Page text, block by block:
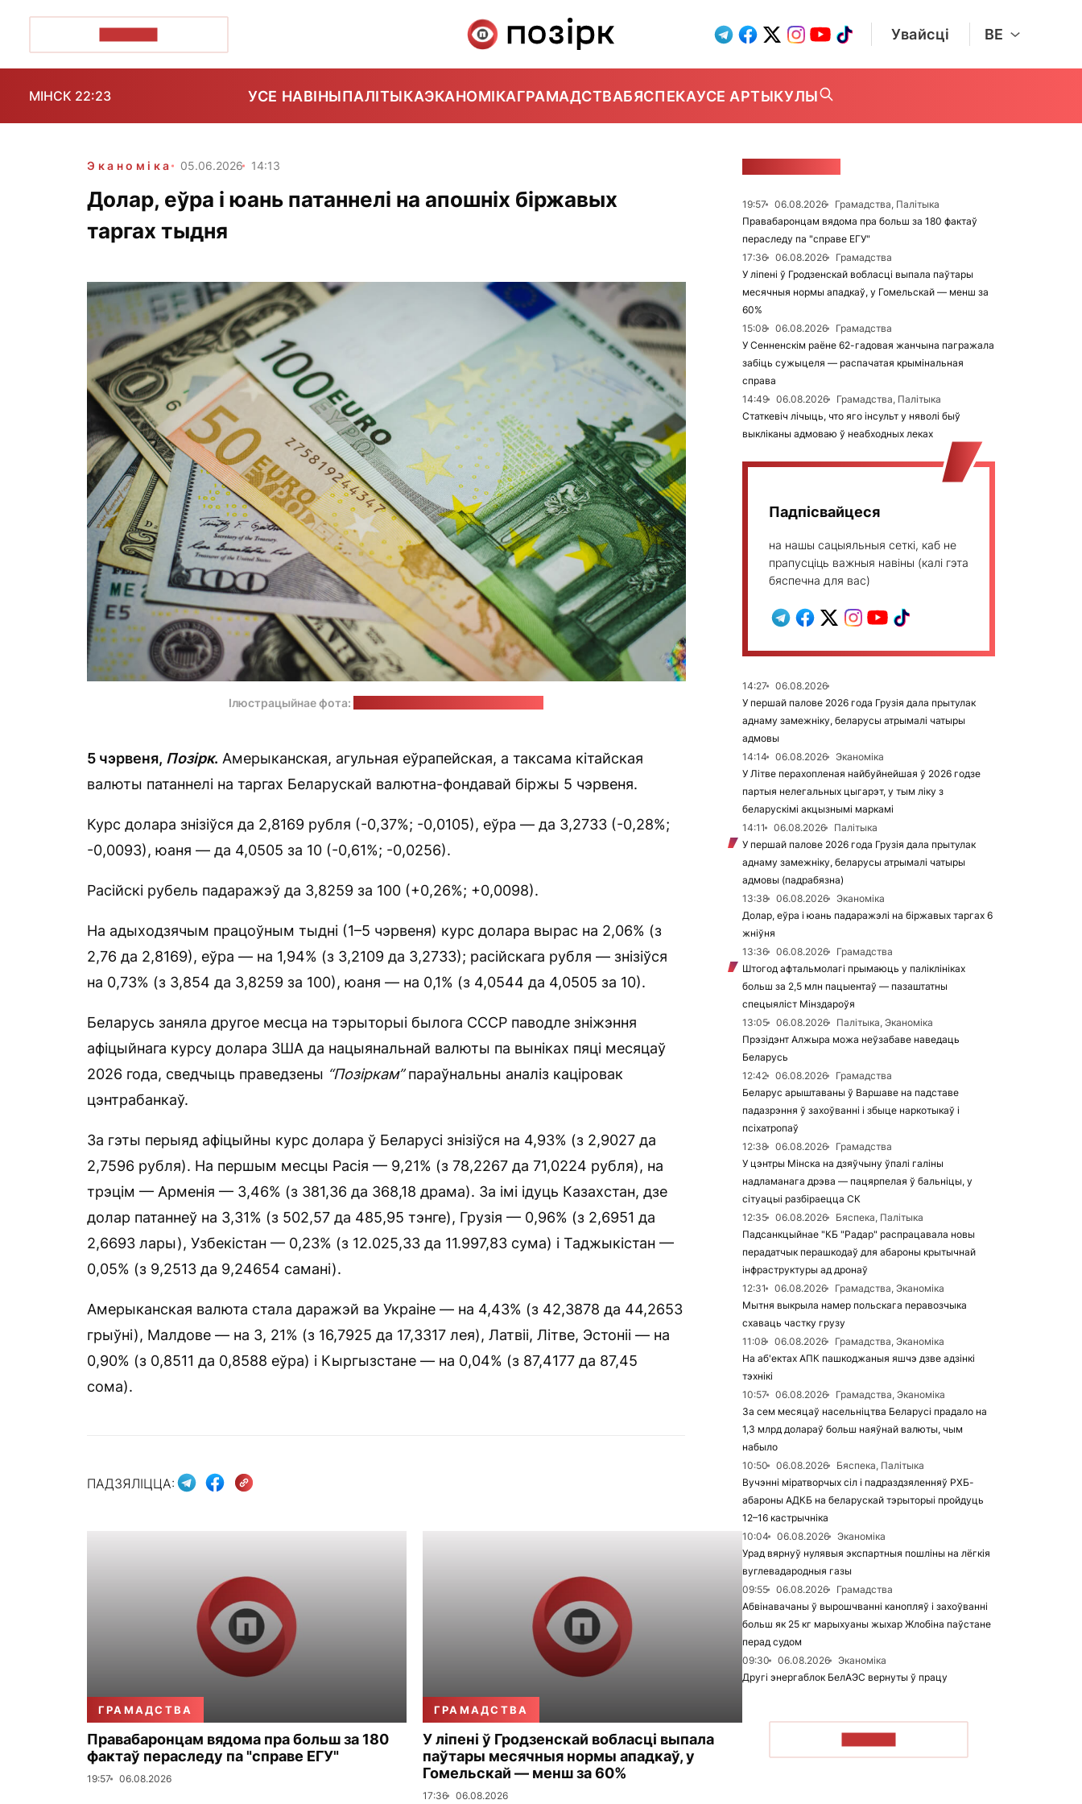
Увайсці BE
МІНСК 22:23 УСЕ НАВІНЫПАЛІТЫКАЭКАНОМІКАГРАМАДСТВАБЯСПЕКАУСЕ АРТЫКУЛЫ
Эканоміка 05.06.2026 14:13
Долар, еўра і юань патаннелі на апошніх біржавых
таргах тыдня
Ілюстрацыйнае фота:
5 чэрвеня, Позірк. Амерыканская, агульная еўрапейская, а таксама кітайская
валюты патаннелі на таргах Беларускай валютна-фондавай біржы 5 чэрвеня.
Курс долара знізіўся да 2,8169 рубля (-0,37%; -0,0105), еўра — да 3,2733 (-0,28%;
-0,0093), юаня — да 4,0505 за 10 (-0,61%; -0,0256).
Расійскі рубель падаражэў да 3,8259 за 100 (+0,26%; +0,0098).
На адыходзячым працоўным тыдні (1–5 чэрвеня) курс долара вырас на 2,06% (з
2,76 да 2,8169), еўра — на 1,94% (з 3,2109 да 3,2733); расійскага рубля — знізіўся
на 0,73% (з 3,854 да 3,8259 за 100), юаня — на 0,1% (з 4,0544 да 4,0505 за 10).
Беларусь заняла другое месца на тэрыторыі былога СССР паводле зніжэння
афіцыйнага курсу долара ЗША да нацыянальнай валюты па выніках пяці месяцаў
2026 года, сведчыць праведзены “Позіркам”параўнальны аналіз каціровак
цэнтрабанкаў.
За гэты перыяд афіцыйны курс долара ў Беларусі знізіўся на 4,93% (з 2,9027 да
2,7596 рубля). На першым месцы Расія — 9,21% (з 78,2267 да 71,0224 рубля), на
трэцім — Арменія — 3,46% (з 381,36 да 368,18 драма). За імі ідуць Казахстан, дзе
долар патаннеў на 3,31% (з 502,57 да 485,95 тэнге), Грузія — 0,96% (з 2,6951 да
2,6693 лары), Узбекістан — 0,23% (з 12.025,33 да 11.997,83 сума) і Таджыкістан —
0,05% (з 9,2513 да 9,24654 самані).
Амерыканская валюта стала даражэй ва Украіне — на 4,43% (з 42,3878 да 44,2653
грыўні), Малдове — на 3, 21% (з 16,7925 да 17,3317 лея), Латвіі, Літве, Эстоніі — на
0,90% (з 0,8511 да 0,8588 еўра) і Кыргызстане — на 0,04% (з 87,4177 да 87,45
сома).
ПАДЗЯЛІЦЦА:
ГРАМАДСТВА
Правабаронцам вядома пра больш за 180
фактаў пераследу па "справе ЕГУ"
19:57 06.08.2026
ГРАМАДСТВА
У ліпені ў Гродзенскай вобласці выпала
паўтары месячныя нормы ападкаў, у
Гомельскай — менш за 60%
17:36 06.08.2026
19:57 06.08.2026
Грамадства, Палітыка
Правабаронцам вядома пра больш за 180 фактаў
пераследу па "справе ЕГУ"
17:36
06.08.2026
Грамадства
У ліпені ў Гродзенскай вобласці выпала паўтары
месячныя нормы ападкаў, у Гомельскай — менш за
60%
15:08
06.08.2026
Грамадства
У Сенненскім раёне 62-гадовая жанчына пагражала
забіць сужыцеля — распачатая крымінальная
справа
14:49
06.08.2026
Грамадства, Палітыка
Статкевіч лічыць, что яго інсульт у няволі быў
выкліканы адмоваю ў неабходных леках
Падпісвайцеся
на нашы сацыяльныя сеткі, каб не
прапусціць важныя навіны (калі гэта
бяспечна для вас)
14:27
06.08.2026
У першай палове 2026 года Грузія дала прытулак
аднаму замежніку, беларусы атрымалі чатыры
адмовы
14:14
06.08.2026
Эканоміка
У Літве перахопленая найбуйнейшая ў 2026 годзе
партыя нелегальных цыгарэт, у тым ліку з
беларускімі акцызнымі маркамі
14:11
06.08.2026
Палітыка
У першай палове 2026 года Грузія дала прытулак
аднаму замежніку, беларусы атрымалі чатыры
адмовы (падрабязна)
13:38
06.08.2026
Эканоміка
Долар, еўра і юань падаражэлі на біржавых таргах 6
жніўня
13:36
06.08.2026
Грамадства
Штогод афтальмолагі прымаюць у паліклініках
больш за 2,5 млн пацыентаў — пазаштатны
спецыяліст Мінздароўя
13:05
06.08.2026
Палітыка, Эканоміка
Прэзідэнт Алжыра можа неўзабаве наведаць
Беларусь
12:42
06.08.2026
Грамадства
Беларус арыштаваны ў Варшаве на падставе
падазрэння ў захоўванні і збыце наркотыкаў і
псіхатропаў
12:38
06.08.2026
Грамадства
У цэнтры Мінска на дзяўчыну ўпалі галіны
надламанага дрэва — пацярпелая ў бальніцы, у
сітуацыі разбіраецца СК
12:35
06.08.2026
Бяспека, Палітыка
Падсанкцыйнае "КБ "Радар" распрацавала новы
перадатчык перашкодаў для абароны крытычнай
інфраструктуры ад дронаў
12:31
06.08.2026
Грамадства, Эканоміка
Мытня выкрыла намер польскага перавозчыка
схаваць частку грузу
11:08
06.08.2026
Грамадства, Эканоміка
На аб'ектах АПК пашкоджаныя яшчэ дзве адзінкі
тэхнікі
10:57
06.08.2026
Грамадства, Эканоміка
За сем месяцаў насельніцтва Беларусі прадало на
1,3 млрд долараў больш наяўнай валюты, чым
набыло
10:50
06.08.2026
Бяспека, Палітыка
Вучэнні міратворчых сіл і падраздзяленняў РХБ-
абароны АДКБ на беларускай тэрыторыі пройдуць
12–16 кастрычніка
10:04
06.08.2026
Эканоміка
Урад вярнуў нулявыя экспартныя пошліны на лёгкія
вуглевадародныя газы
09:55
06.08.2026
Грамадства
Абвінавачаны ў вырошчванні канопляў і захоўванні
больш як 25 кг марыхуаны жыхар Жлобіна паўстане
перад судом
09:30
06.08.2026
Эканоміка
Другі энергаблок БелАЭС вернуты ў працу